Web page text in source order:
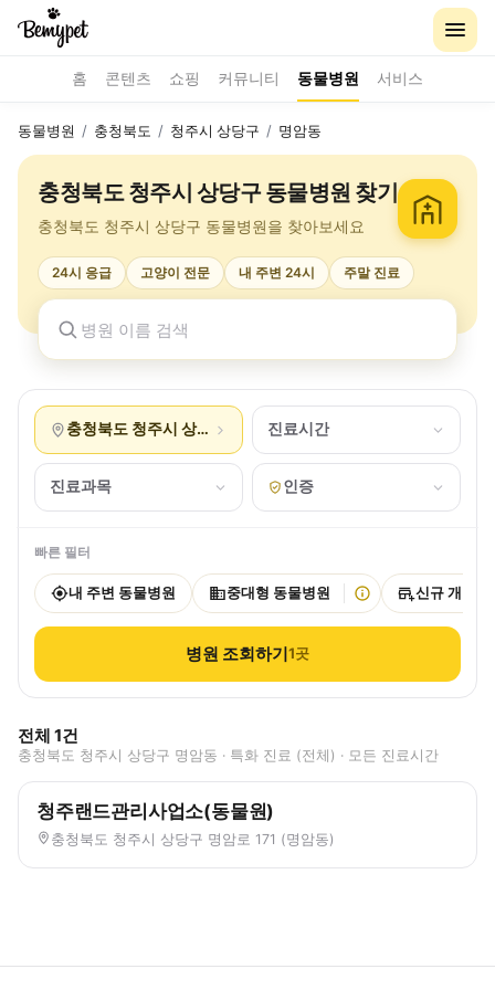
홈 콘텐츠 쇼핑 커뮤니티 동물병원 서비스
동물병원 / 충청북도 / 청주시 상당구 / 명암동
충청북도 청주시 상당구 동물병원 찾기
충청북도 청주시 상당구 동물병원을 찾아보세요
24시 응급 고양이 전문 내 주변 24시 주말 진료
충청북도 청주시 상당구 명암동진료시간
진료과목 인증
빠른 필터
내 주변 동물병원 중대형 동물병원 신규 개원
병원 조회하기1곳
전체 1건
충청북도 청주시 상당구 명암동 · 특화 진료 (전체) · 모든 진료시간
청주랜드관리사업소(동물원)
충청북도 청주시 상당구 명암로 171 (명암동)